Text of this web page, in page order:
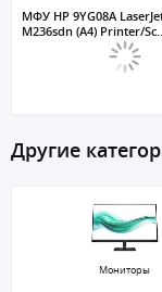
МФУ HP 9YG08A
M236sdn (A4) Printer/
Другие
Мониторы